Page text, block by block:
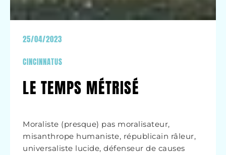
25/04/2023
CINCINNATUS
LE TEMPS MÉTRISÉ
Moraliste (presque) pas moralisateur,
misanthrope humaniste, républicain râleur,
universaliste lucide, défenseur de causes